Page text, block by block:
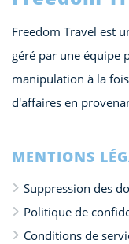
Freedom Travel est
géré par une équipe
manipulation à la
d'affaires en
MENTIONS
Suppression des
Politique de
Conditions de